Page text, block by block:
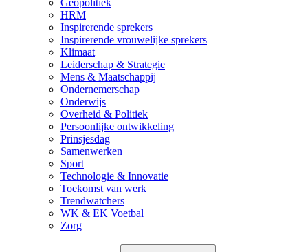
Geopolitiek
HRM
Inspirerende sprekers
Inspirerende vrouwelijke sprekers
Klimaat
Leiderschap & Strategie
Mens & Maatschappij
Ondernemerschap
Onderwijs
Overheid & Politiek
Persoonlijke ontwikkeling
Prinsjesdag
Samenwerken
Sport
Technologie & Innovatie
Toekomst van werk
Trendwatchers
WK & EK Voetbal
Zorg